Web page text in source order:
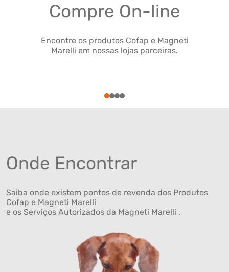
Compre On-line
Encontre os produtos Cofap e Magneti
Marelli em nossas lojas parceiras.
1234
Onde Encontrar
Saiba onde existem pontos de revenda dos Produtos
Cofap e Magneti Marelli
e os Serviços Autorizados da Magneti Marelli .